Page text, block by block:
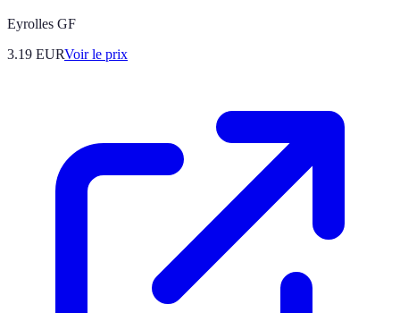
Eyrolles GF
3.19 EURVoir le prix